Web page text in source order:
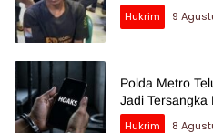
Hukrim
9
Polda Metro
Jadi Tersangka
Hukrim
8